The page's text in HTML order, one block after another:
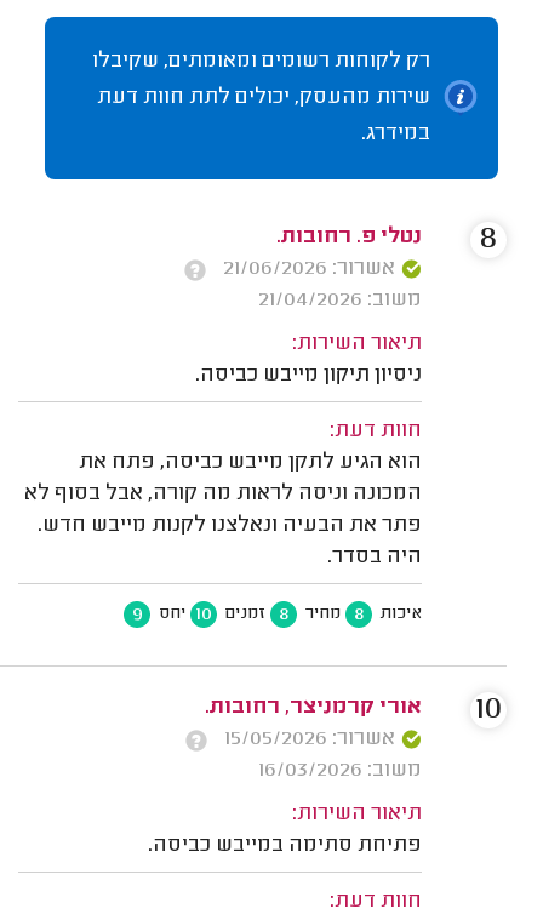
רק לקוחות רשומים ומאומתים, שקיבלו
שירות מהעסק, יכולים לתת חוות דעת
במידרג.
נטלי פ. רחובות.
אשרור: 21/06/2026
משוב: 21/04/2026
תיאור השירות:
ניסיון תיקון מייבש כביסה.
חוות דעת:
הוא הגיע לתקן מייבש כביסה, פתח את
המכונה וניסה לראות מה קורה, אבל בסוף לא
פתר את הבעיה ונאלצנו לקנות מייבש חדש.
היה בסדר.
איכות 8 מחיר 8 זמנים 10 יחס 9
8
אורי קרמניצר, רחובות.
אשרור: 15/05/2026
משוב: 16/03/2026
תיאור השירות:
פתיחת סתימה במייבש כביסה.
חוות דעת:
10